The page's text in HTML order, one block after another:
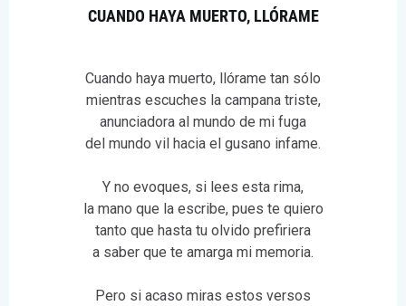
CUANDO HAYA MUERTO, LLÓRAME
Cuando haya muerto, llórame tan sólo
mientras escuches la campana triste,
anunciadora al mundo de mi fuga
del mundo vil hacia el gusano infame.
Y no evoques, si lees esta rima,
la mano que la escribe, pues te quiero
tanto que hasta tu olvido prefiriera
a saber que te amarga mi memoria.
Pero si acaso miras estos versos